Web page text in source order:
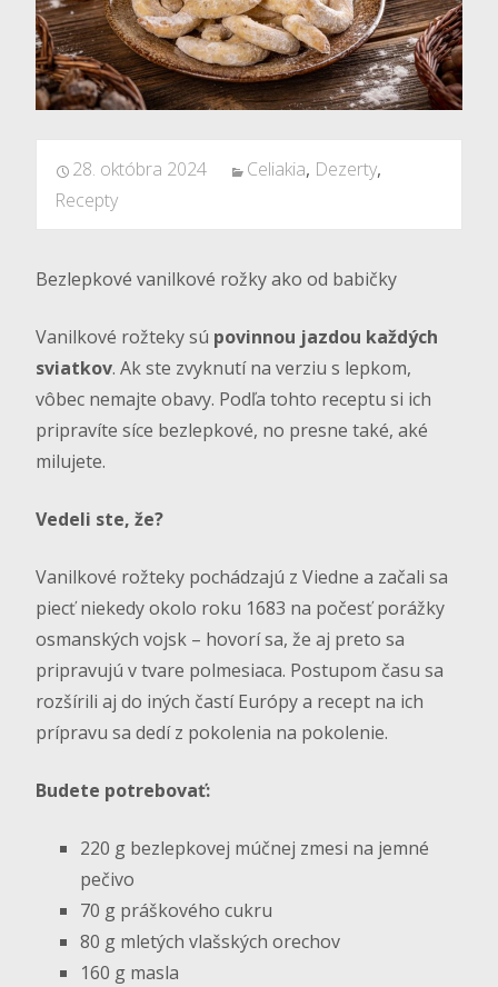
28. októbra 2024 Celiakia, Dezerty,
Recepty
Bezlepkové vanilkové rožky ako od babičky
Vanilkové rožteky sú povinnou jazdou každých
sviatkov. Ak ste zvyknutí na verziu s lepkom,
vôbec nemajte obavy. Podľa tohto receptu si ich
pripravíte síce bezlepkové, no presne také, aké
milujete.
Vedeli ste, že?
Vanilkové rožteky pochádzajú z Viedne a začali sa
piecť niekedy okolo roku 1683 na počesť porážky
osmanských vojsk – hovorí sa, že aj preto sa
pripravujú v tvare polmesiaca. Postupom času sa
rozšírili aj do iných častí Európy a recept na ich
prípravu sa dedí z pokolenia na pokolenie.
Budete potrebovať:
220 g bezlepkovej múčnej zmesi na jemné
pečivo
70 g práškového cukru
80 g mletých vlašských orechov
160 g masla